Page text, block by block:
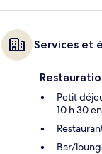
Services et
Petit
10 h 30
Bar/